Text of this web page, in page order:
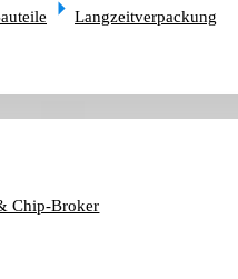
Langzeitverpackung
Chip-Broker